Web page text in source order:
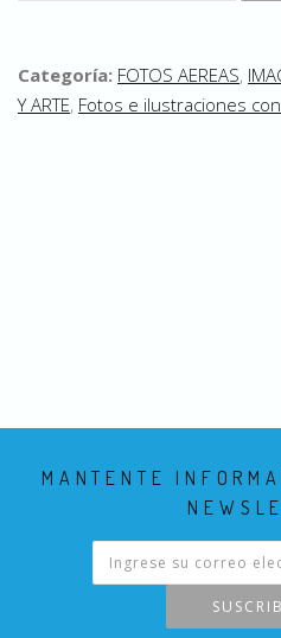
Categoría: FOTOS AEREAS,
Y ARTE, Fotos e ilustraciones
MANTENTE